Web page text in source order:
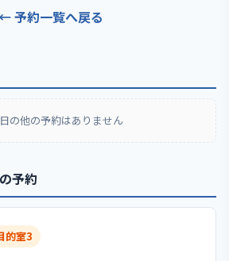
予約一覧へ戻る
の他の予約はありません
予約
的室3